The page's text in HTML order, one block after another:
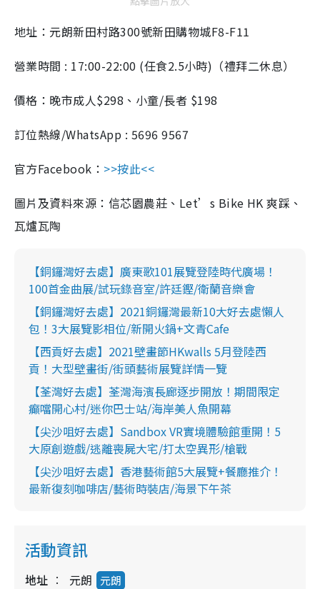
地址：元朗新田村路300號新田購物城F8-F11
營業時間 : 17:00-22:00 (任食2.5小時)（禮拜二休息）
價格：晚市成人$298、小童/長者 $198
訂位熱線/WhatsApp : 5696 9567
官方Facebook： >>按此<<
圖片及資料來源：信芯園農莊、Let’s Bike HK 爽踩、
瓦爐瓦陶
【銅鑼灣好去處】廣東歌101展覽登陸時代廣場！
100首金曲展/試玩錄音室/許廷鏗/衛蘭音樂會
【銅鑼灣好去處】2021銅鑼灣最新10大好去處懶人
包！3大展覽影相位/新開火鍋+文青Cafe
【西貢好去處】2021壁畫節HKwalls 5月登陸西
貢！大型壁畫街/街頭藝術展覽詳情一覽
【荃灣好去處】荃灣海濱長廊逐步開放！期間限定
癲噹開心村/迷你巴士站/海岸美人魚開幕
【尖沙咀好去處】Sandbox VR實境體驗館重開！5
大原創遊戲/逃離喪屍大宅/打太空異形/槍戰
【尖沙咀好去處】香港藝術館5大展覽+餐廳推介！
最新復刻咖啡店/藝術時裝店/海景下午茶
活動資訊
地址 元朗 元朗